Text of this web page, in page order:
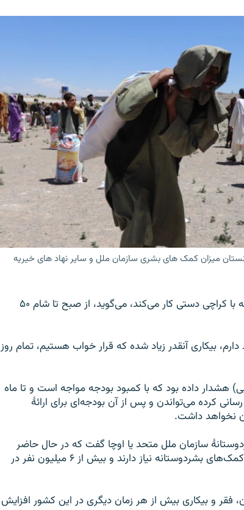
میزان کمک های بشری سازمان ملل و سایر نهاد های خیریه
عبدالله، یکی دیگر از باشندگان این شهر که با کراچی دستی کار می‌کند، می‌گوید، از صبح تا شام ۵۰
بیکاری آنقدر زیاد شده که قرار خواب هستیم، تمام روز
هشدار داده بود که با کمبود بودجه مواجه است و تا ماه
میلیون نفر کمک رسانی کرده می‌تواندن و پس از آن بودجه‌ای برای ارائۀ
نخواهد داشت.
سازمان ملل متحد یا اوچا گفت که در حال حاضر
حدود ۲۸.۸ میلیون نفر در افغانستان به کمک‌های بشردوستانه نیاز دارند و بیش از ۶ میلیون نفر در
فقر و بیکاری بیش از هر زمان دیگری در این کشور افزایش